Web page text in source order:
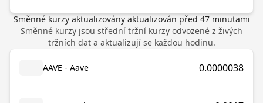
Směnné kurzy aktualizovány aktualizován před 47minutami
Směnné kurzy jsou střední tržní kurzy odvozené z živých
tržních dat a aktualizují se každou hodinu.
AAVE - Aave 0.0000038